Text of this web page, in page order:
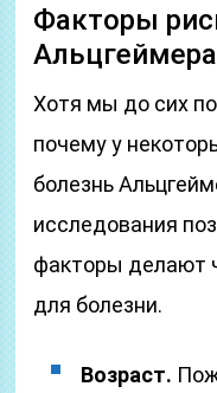
Факторы
Альцгеймера
Хотя мы до сих
почему у
болезнь
исследования
факторы делают
для болезни.
Возраст.